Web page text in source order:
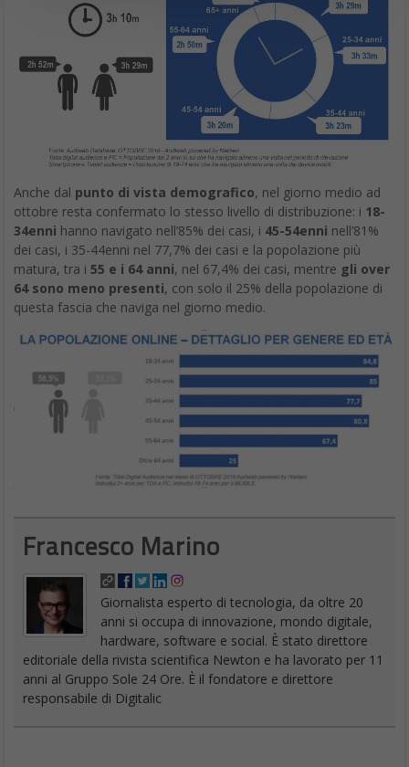
Anche dal punto di vista demografico, nel giorno medio ad
ottobre resta confermato lo stesso livello di distribuzione: i 18-
34enni hanno navigato nell’85% dei casi, i 45-54enni nell’81%
dei casi, i 35-44enni nel 77,7% dei casi e la popolazione più
matura, tra i 55 e i 64 anni, nel 67,4% dei casi, mentre gli over
64 sono meno presenti, con solo il 25% della popolazione di
questa fascia che naviga nel giorno medio.
Francesco Marino
Giornalista esperto di tecnologia, da oltre 20
anni si occupa di innovazione, mondo digitale,
hardware, software e social. È stato direttore
editoriale della rivista scientifica Newton e ha lavorato per 11
anni al Gruppo Sole 24 Ore. È il fondatore e direttore
responsabile di Digitalic